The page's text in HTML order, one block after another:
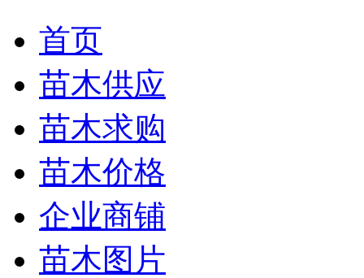
首页
苗木供应
苗木求购
苗木价格
企业商铺
苗木图片